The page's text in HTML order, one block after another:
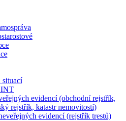
situací
evidencí (obchodní rejstřík,
rejstřík, katastr nemovitostí)
evidencí (rejstřík trestů)